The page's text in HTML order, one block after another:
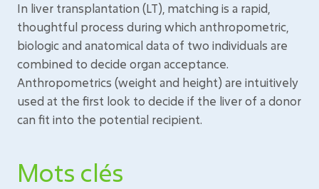
In liver transplantation (LT), matching is a rapid,
thoughtful process during which anthropometric,
biologic and anatomical data of two individuals are
combined to decide organ acceptance.
Anthropometrics (weight and height) are intuitively
used at the first look to decide if the liver of a donor
can fit into the potential recipient.
Mots clés